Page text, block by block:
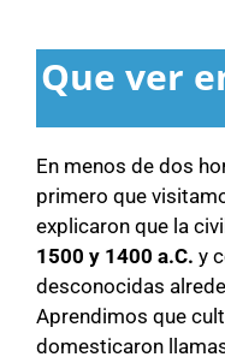
Que ver
En menos de dos
primero que
explicaron que la
1500 y 1400 a.C. y
desconocidas
Aprendimos que
domesticaron